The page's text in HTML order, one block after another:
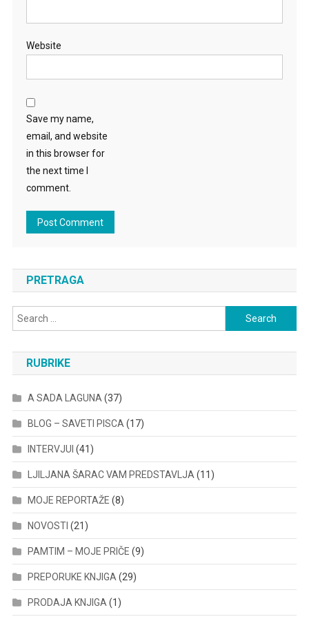
Website
Save my name,
email, and website
in this browser for
the next time I
comment.
PRETRAGA
Search
for:
RUBRIKE
A SADA LAGUNA (37)
BLOG – SAVETI PISCA (17)
INTERVJUI (41)
LJILJANA ŠARAC VAM PREDSTAVLJA (11)
MOJE REPORTAŽE (8)
NOVOSTI (21)
PAMTIM – MOJE PRIČE (9)
PREPORUKE KNJIGA (29)
PRODAJA KNJIGA (1)